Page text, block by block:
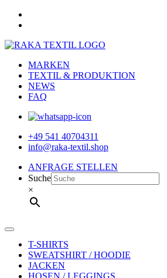
MARKEN
TEXTIL & PRODUKTION
NEWS
FAQ
+49 541 40704311
info@raka-textil.shop
ANFRAGE STELLEN
Suche
×
T-SHIRTS
SWEATSHIRT / HOODIE
JACKEN
HOSEN / LEGGINGS